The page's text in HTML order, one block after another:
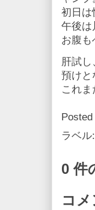
初日は
午後は
お腹も
肝試し
預けと
これ
ラベル:
0 件
コ